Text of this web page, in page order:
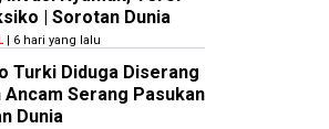
| Sorotan Dunia
| 6 hari yang lalu
Turki Diduga Diserang
Ancam Serang Pasukan
Dunia